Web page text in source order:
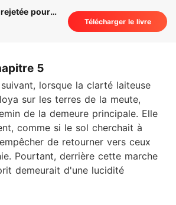
pour
Télécharger le livre
5
lorsque la clarté laiteuse
sur les terres de la meute,
de la demeure principale. Elle
comme si le sol cherchait à
de retourner vers ceux
Pourtant, derrière cette marche
demeurait d'une lucidité